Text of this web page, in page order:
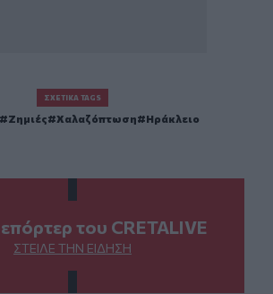
ΣΧΕΤΙΚΆ TAGS
Ζημιές Χαλαζόπτωση Ηράκλειο
του CRETALIVE
ΣΤΕΊΛΕ ΤΗΝ ΕΊΔΗΣΗ